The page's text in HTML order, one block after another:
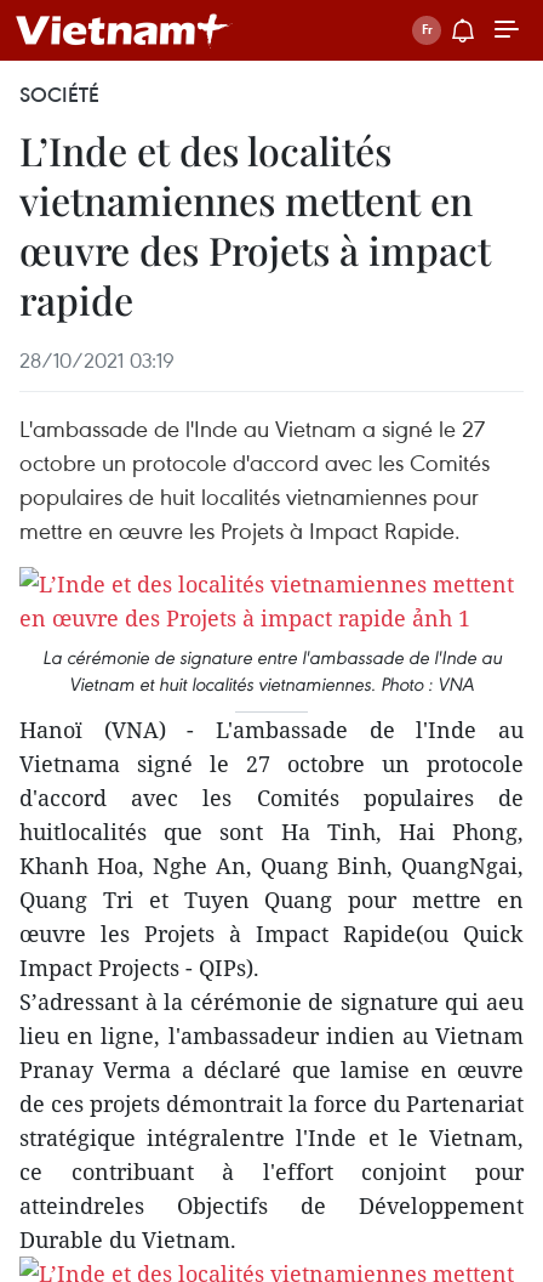
SOCIÉTÉ
L’Inde et des localités
vietnamiennes mettent en
œuvre des Projets à impact
rapide
28/10/2021 03:19
L'ambassade de l'Inde au Vietnam a signé le 27
octobre un protocole d'accord avec les Comités
populaires de huit localités vietnamiennes pour
mettre en œuvre les Projets à Impact Rapide.
La cérémonie de signature entre l'ambassade de l'Inde au
Vietnam et huit localités vietnamiennes. Photo : VNA
Hanoï (VNA) - L'ambassade de l'Inde au
Vietnama signé le 27 octobre un protocole
d'accord avec les Comités populaires de
huitlocalités que sont Ha Tinh, Hai Phong,
Khanh Hoa, Nghe An, Quang Binh, QuangNgai,
Quang Tri et Tuyen Quang pour mettre en
œuvre les Projets à Impact Rapide(ou Quick
Impact Projects - QIPs).
S’adressant à la cérémonie de signature qui aeu
lieu en ligne, l'ambassadeur indien au Vietnam
Pranay Verma a déclaré que lamise en œuvre
de ces projets démontrait la force du Partenariat
stratégique intégralentre l'Inde et le Vietnam,
ce contribuant à l'effort conjoint pour
atteindreles Objectifs de Développement
Durable du Vietnam.